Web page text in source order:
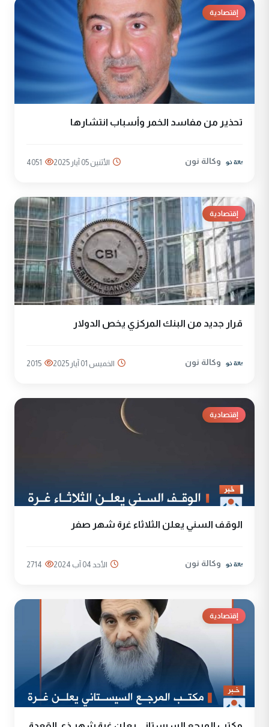
إقتصادية
تحذير من مفاسد الخمر وأسباب انتشارها
وكالة نون الأثنين 05 آيار 2025 4051
إقتصادية
قرار جديد من البنك المركزي يخص الدولار
وكالة نون الخميس 01 آيار 2025 2015
إقتصادية
الوقف السني يعلن الثلاثاء غرة شهر صفر
وكالة نون الأحد 04 آب 2024 2714
إقتصادية